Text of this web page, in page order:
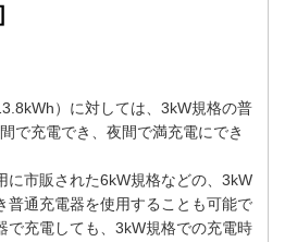
）に対しては、3kW規格の普
で充電でき、夜間で満充電にでき
に市販された6kW規格などの、3kW
普通充電器を使用することも可能で
で充電しても、3kW規格での充電時